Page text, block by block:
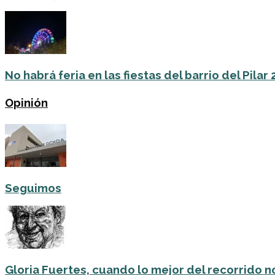
No habrá feria en las fiestas del barrio del Pilar
Opinión
Seguimos
Gloria Fuertes, cuando lo mejor del recorrido